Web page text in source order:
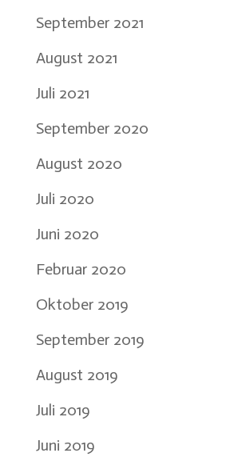
September 2021
August 2021
Juli 2021
September 2020
August 2020
Juli 2020
Juni 2020
Februar 2020
Oktober 2019
September 2019
August 2019
Juli 2019
Juni 2019